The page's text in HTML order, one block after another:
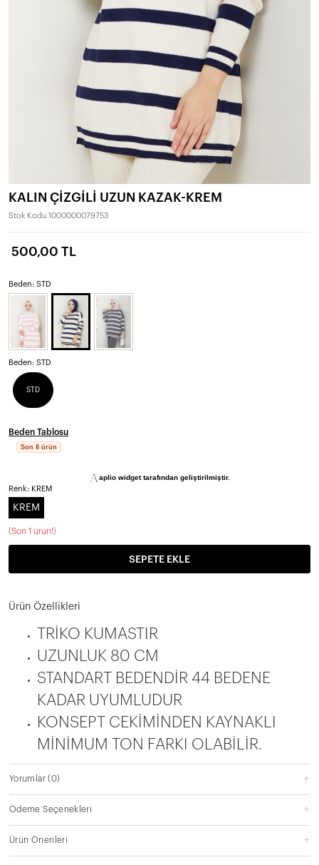
KALIN ÇİZGİLİ UZUN KAZAK-KREM
Stok Kodu 1000000079753
500,00 TL
Beden: STD
Beden: STD
STD
Beden Tablosu
Son 8 ürün
aplio widget tarafından geliştirilmiştir.
Renk: KREM
KREM
(Son 1 ürün!)
SEPETE EKLE
Ürün Özellikleri
TRİKO KUMASTIR
UZUNLUK 80 CM
STANDART BEDENDİR 44 BEDENE
KADAR UYUMLUDUR
KONSEPT CEKİMİNDEN KAYNAKLI
MİNİMUM TON FARKI OLABİLİR.
Yorumlar(0)
Ödeme Seçenekleri
Ürün Önerileri